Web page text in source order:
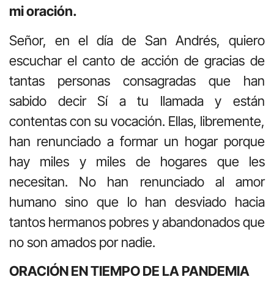
mi oración.
Señor, en el día de San Andrés, quiero
escuchar el canto de acción de gracias de
tantas personas consagradas que han
sabido decir Sí a tu llamada y están
contentas con su vocación. Ellas, libremente,
han renunciado a formar un hogar porque
hay miles y miles de hogares que les
necesitan. No han renunciado al amor
humano sino que lo han desviado hacia
tantos hermanos pobres y abandonados que
no son amados por nadie.
ORACIÓN EN TIEMPO DE LA PANDEMIA